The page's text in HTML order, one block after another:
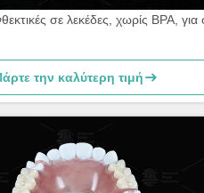
σε λεκέδες, χωρίς BPA,
την καλύτερη τιμή